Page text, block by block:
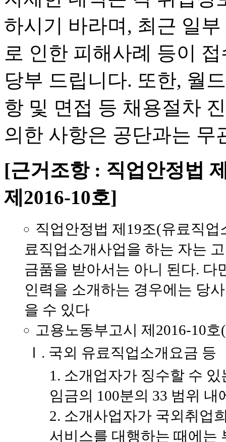
하시기 바라며, 최근 일
로 인한 피해사례 등이
당부 드립니다. 또한, 월
항 및 면접 등 채용절차
의한 사항은 공단과는 무
[근거조항 : 직업안정법
제2016-10호]
직업안정법 제19조(유료직
료직업소개사업을 하는 자는
금품을 받아서는 아니 된다.
인력을 소개하는 경우에는 당
을 수 있다
고용노동부고시 제2016-10
Ⅰ. 국외 유료직업소개요금 등
소개업자가 징수할 수
임금의 100분의 33 범위 내
소개사업자가 국외취업
서비스를 대행하는 때에는